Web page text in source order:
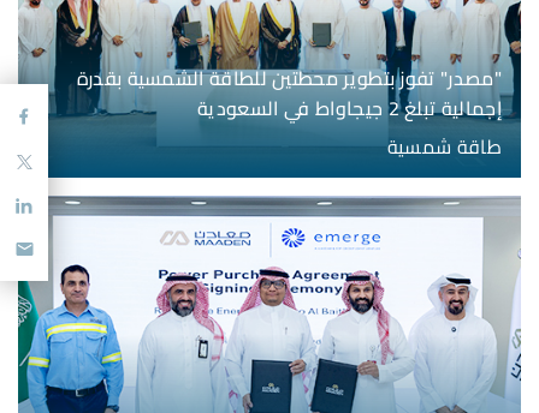
"مصدر" تفوز بتطوير محطتين للطاقة الشمسية بقدرة
إجمالية تبلغ 2 جيجاواط في السعودية
طاقة شمسية